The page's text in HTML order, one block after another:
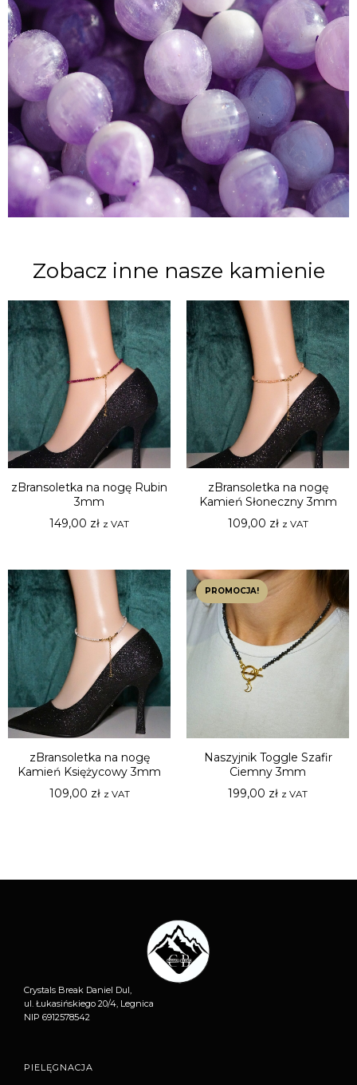
Zobacz inne nasze kamienie
zBransoletka na nogę Rubin
3mm
149,00 zł z VAT
zBransoletka na nogę
Kamień Słoneczny 3mm
109,00 zł z VAT
zBransoletka na nogę
Kamień Księżycowy 3mm
109,00 zł z VAT
PROMOCJA!
Naszyjnik Toggle Szafir
Ciemny 3mm
199,00 zł z VAT
Crystals Break Daniel Dul,
ul. Łukasińskiego 20/4, Legnica
NIP 6912578542
PIELĘGNACJA